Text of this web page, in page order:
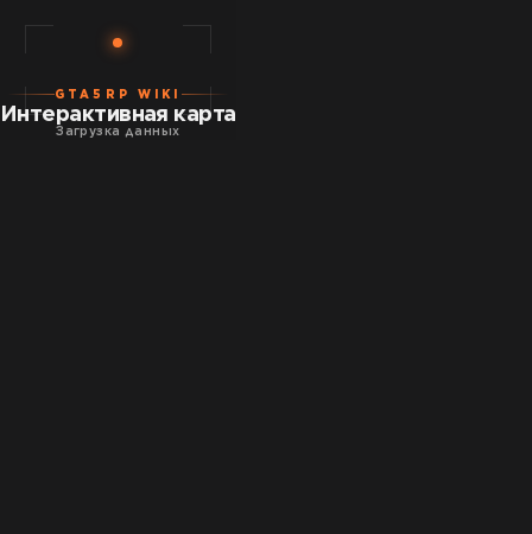
GTA5RP WIKI
Интерактивная карта
Загрузка данных